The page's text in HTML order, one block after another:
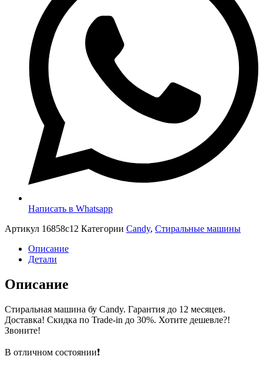
Написать в Whatsapp
Артикул 16858c12 Категории Candy, Стиральные машины
Описание
Детали
Описание
Стиральная машина бу Candy. Гарантия до 12 месяцев.
Доставка! Скидка по Trade-in до 30%. Хотите дешевле?!
Звоните!
В отличном состоянии❗